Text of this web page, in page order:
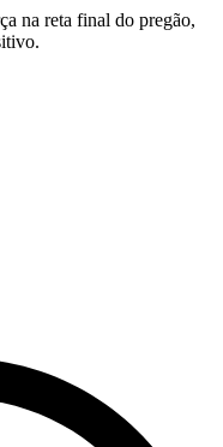
na reta final do pregão,